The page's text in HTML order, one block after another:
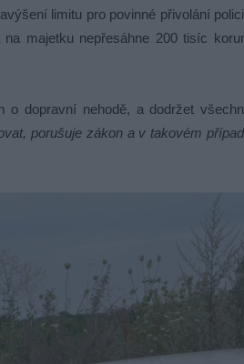
limitu pro povinné přivolání
majetku nepřesáhne 200 tisíc
dopravní nehodě, a dodržet
porušuje zákon a v takovém